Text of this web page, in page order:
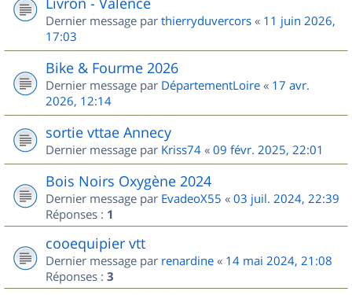
Dernier message par thierryduvercors « 11 juin 2026,
17:03
Bike & Fourme 2026
Dernier message par DépartementLoire « 17 avr.
2026, 12:14
sortie vttae Annecy
Dernier message par Kriss74 « 09 févr. 2025, 22:01
Bois Noirs Oxygène 2024
Dernier message par EvadeoX55 « 03 juil. 2024, 22:39
Réponses : 1
cooequipier vtt
Dernier message par renardine « 14 mai 2024, 21:08
Réponses : 3